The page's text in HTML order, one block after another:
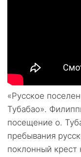
«Русское
Тубабао».
посещение о.
пребывания
поклонный крест